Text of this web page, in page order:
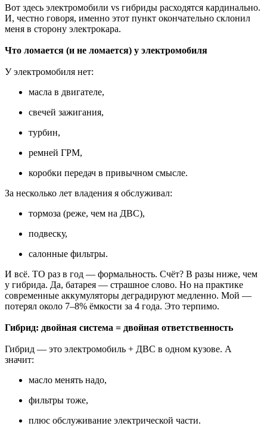
Вот здесь электромобили vs гибриды расходятся кардинально.
И, честно говоря, именно этот пункт окончательно склонил
меня в сторону электрокара.
Что ломается (и не ломается) у электромобиля
У электромобиля нет:
масла в двигателе,
свечей зажигания,
турбин,
ремней ГРМ,
коробки передач в привычном смысле.
За несколько лет владения я обслуживал:
тормоза (реже, чем на ДВС),
подвеску,
салонные фильтры.
И всё. ТО раз в год — формальность. Счёт? В разы ниже, чем
у гибрида. Да, батарея — страшное слово. Но на практике
современные аккумуляторы деградируют медленно. Мой —
потерял около 7–8% ёмкости за 4 года. Это терпимо.
Гибрид: двойная система = двойная ответственность
Гибрид — это электромобиль + ДВС в одном кузове. А
значит:
масло менять надо,
фильтры тоже,
плюс обслуживание электрической части.